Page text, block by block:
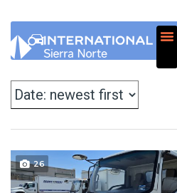
26